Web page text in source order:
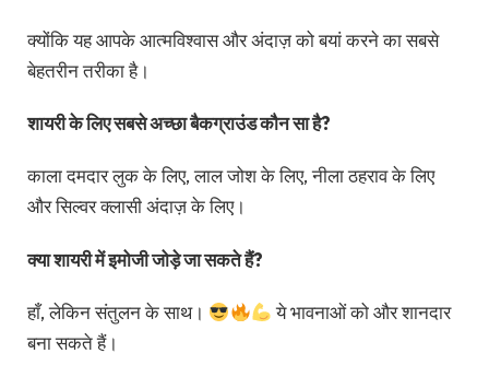
क्योंकि यह आपके आत्मविश्वास और अंदाज़ को बयां करने का सबसे
बेहतरीन तरीका है।
शायरी के लिए सबसे अच्छा बैकग्राउंड कौन सा है?
काला दमदार लुक के लिए, लाल जोश के लिए, नीला ठहराव के लिए
और सिल्वर क्लासी अंदाज़ के लिए।
क्या शायरी में इमोजी जोड़े जा सकते हैं?
हाँ, लेकिन संतुलन के साथ।
ये भावनाओं को और शानदार
बना सकते हैं।